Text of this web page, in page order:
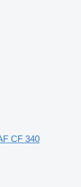
CF 340